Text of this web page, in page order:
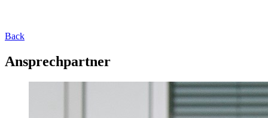
Back
Ansprechpartner